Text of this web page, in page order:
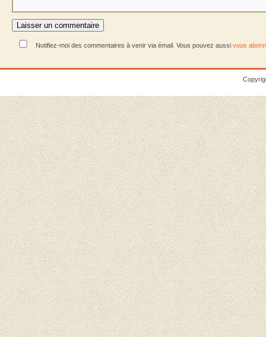
Notifiez-moi des commentaires à venir via émail. Vous pouvez aussi vous